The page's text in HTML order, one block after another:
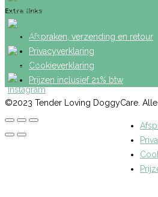
Extra links
Afspraken, verzending en retour
Privacyverklaring
Cookieverklaring
Prijzen inclusief 21% btw
©2023 Tender Loving DoggyCare.